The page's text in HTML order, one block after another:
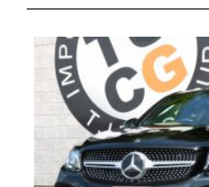
会社概要
スタッフブログ
ホーム